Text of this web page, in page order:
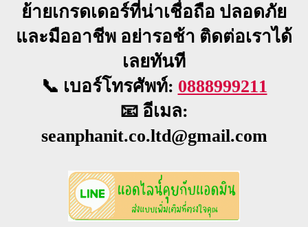
ย้ายเกรดเดอร์ที่น่าเชื่อถือ ปลอดภัย
และมืออาชีพ อย่ารอช้า ติดต่อเราได้
เลยทันที
📞 เบอร์โทรศัพท์: 0888999211
📧 อีเมล:
seanphanit.co.ltd@gmail.com